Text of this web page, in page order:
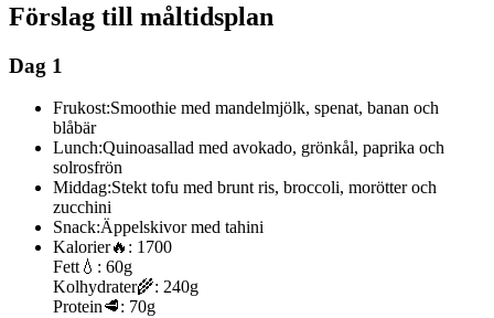
Förslag till måltidsplan
Dag 1
Frukost:Smoothie med mandelmjölk, spenat, banan och
blåbär
Lunch:Quinoasallad med avokado, grönkål, paprika och
solrosfrön
Middag:Stekt tofu med brunt ris, broccoli, morötter och
zucchini
Snack:Äppelskivor med tahini
Kalorier🔥: 1700
Fett 💧: 60g
Kolhydrater🌾: 240g
Protein🥩: 70g